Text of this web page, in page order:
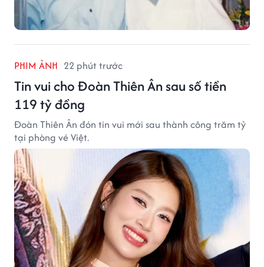
PHIM ẢNH 22 phút trước
Tin vui cho Đoàn Thiên Ân sau số tiền
119 tỷ đồng
Đoàn Thiên Ân đón tin vui mới sau thành công trăm tỷ
tại phòng vé Việt.